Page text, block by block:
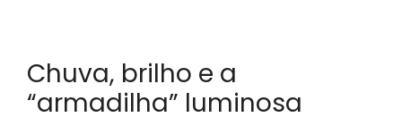
Chuva, brilho e a
“armadilha” luminosa